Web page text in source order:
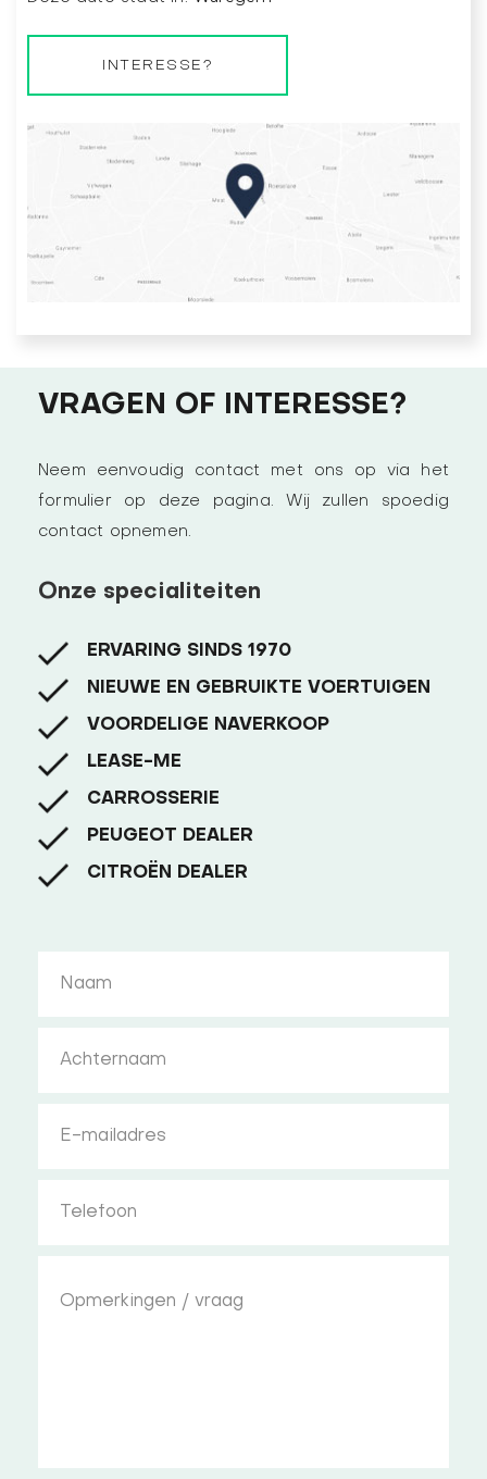
INTERESSE?
VRAGEN OF INTERESSE?
Neem eenvoudig contact met ons op via het
formulier op deze pagina. Wij zullen spoedig
contact opnemen.
Onze specialiteiten
ERVARING SINDS 1970
NIEUWE EN GEBRUIKTE VOERTUIGEN
VOORDELIGE NAVERKOOP
LEASE-ME
CARROSSERIE
PEUGEOT DEALER
CITROËN DEALER